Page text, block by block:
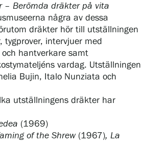
– Berömda dräkter på vita
några av dessa
dräkter hör till utställningen
tygprover, intervjuer med
och hantverkare samt
vardag. Utställningen
Bujin, Italo Nunziata och
utställningens dräkter har
(1969)
of the Shrew (1967), La